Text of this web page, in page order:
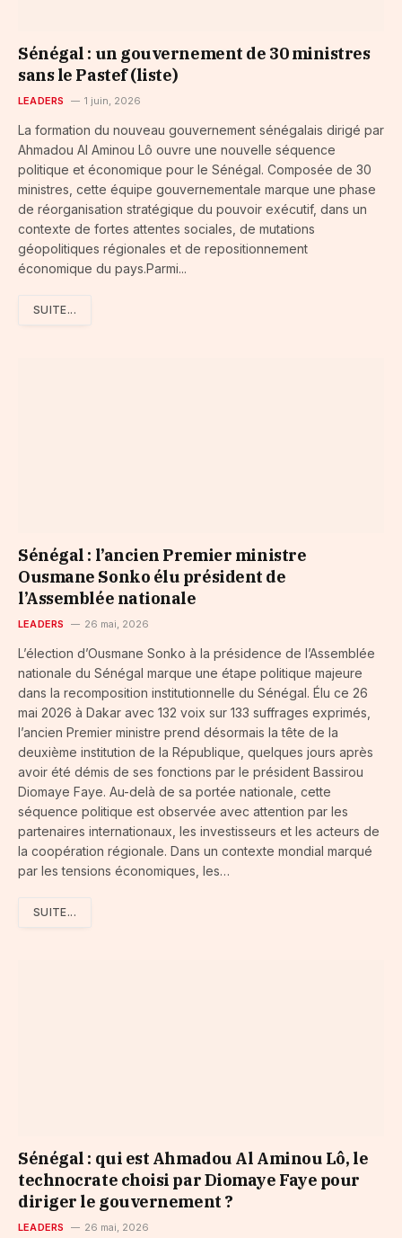
Sénégal : un gouvernement de 30 ministres
sans le Pastef (liste)
LEADERS 1 juin, 2026
La formation du nouveau gouvernement sénégalais dirigé par
Ahmadou Al Aminou Lô ouvre une nouvelle séquence
politique et économique pour le Sénégal. Composée de 30
ministres, cette équipe gouvernementale marque une phase
de réorganisation stratégique du pouvoir exécutif, dans un
contexte de fortes attentes sociales, de mutations
géopolitiques régionales et de repositionnement
économique du pays.Parmi...
SUITE...
Sénégal : l’ancien Premier ministre
Ousmane Sonko élu président de
l’Assemblée nationale
LEADERS 26 mai, 2026
L’élection d’Ousmane Sonko à la présidence de l’Assemblée
nationale du Sénégal marque une étape politique majeure
dans la recomposition institutionnelle du Sénégal. Élu ce 26
mai 2026 à Dakar avec 132 voix sur 133 suffrages exprimés,
l’ancien Premier ministre prend désormais la tête de la
deuxième institution de la République, quelques jours après
avoir été démis de ses fonctions par le président Bassirou
Diomaye Faye. Au-delà de sa portée nationale, cette
séquence politique est observée avec attention par les
partenaires internationaux, les investisseurs et les acteurs de
la coopération régionale. Dans un contexte mondial marqué
par les tensions économiques, les…
SUITE...
Sénégal : qui est Ahmadou Al Aminou Lô, le
technocrate choisi par Diomaye Faye pour
diriger le gouvernement ?
LEADERS 26 mai, 2026